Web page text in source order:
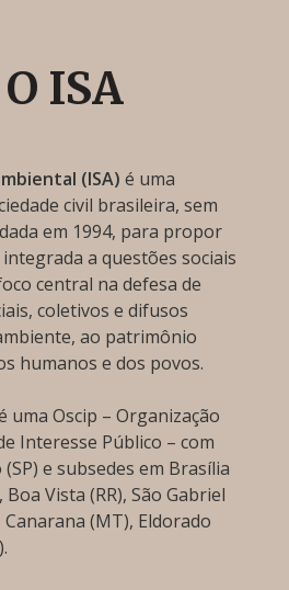
ISA
(ISA) é uma
civil brasileira, sem
em 1994, para propor
a questões sociais
central na defesa de
coletivos e difusos
ao patrimônio
humanos e dos povos.
uma Oscip – Organização
Interesse Público – com
e subsedes em Brasília
Vista (RR), São Gabriel
(MT), Eldorado